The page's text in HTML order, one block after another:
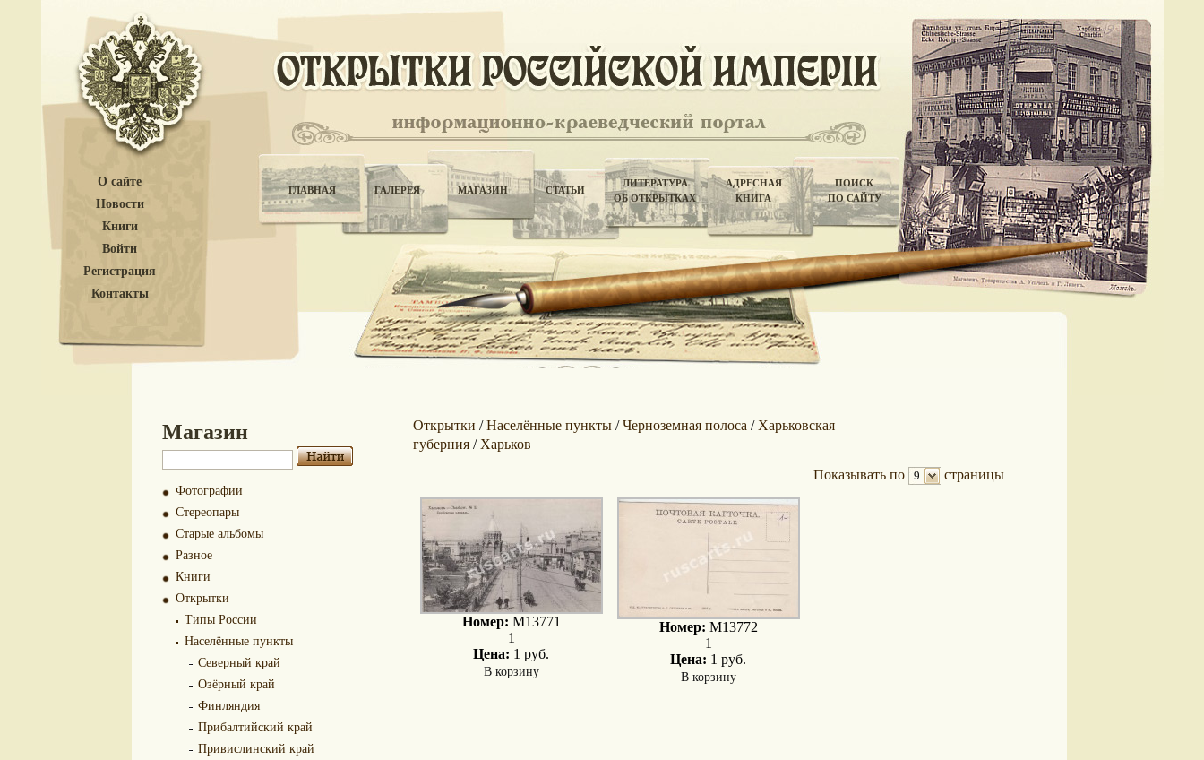
О сайте
Новости
Книги
Войти
Регистрация
Контакты
ГЛАВНАЯ ГАЛЕРЕЯ МАГАЗИН СТАТЬИ
ЛИТЕРАТУРА
ОБ ОТКРЫТКАХ
АДРЕСНАЯ
КНИГА
ПОИСК
ПО САЙТУ
Магазин
Фотографии
Стереопары
Старые альбомы
Разное
Книги
Открытки
Типы России
Населённые пункты
Северный край
Озёрный край
Финляндия
Прибалтийский край
Привислинский край
Открытки /Населённые пункты/Черноземная полоса / Харьковская
губерния/ Харьков
Показывать по 9 страницы
Номер: M13771
1
Цена: 1 руб.
В корзину
Номер: M13772
1
Цена: 1 руб.
В корзину